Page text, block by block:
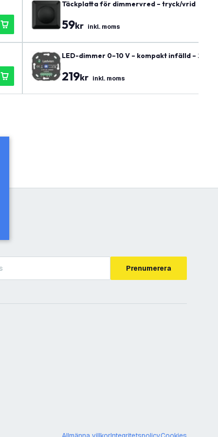
Täckplatta för dimmervred – tryck/vrid
59kr inkl. moms
LED-dimmer 0–10 V – kompakt infälld –
219kr inkl. moms
Prenumerera